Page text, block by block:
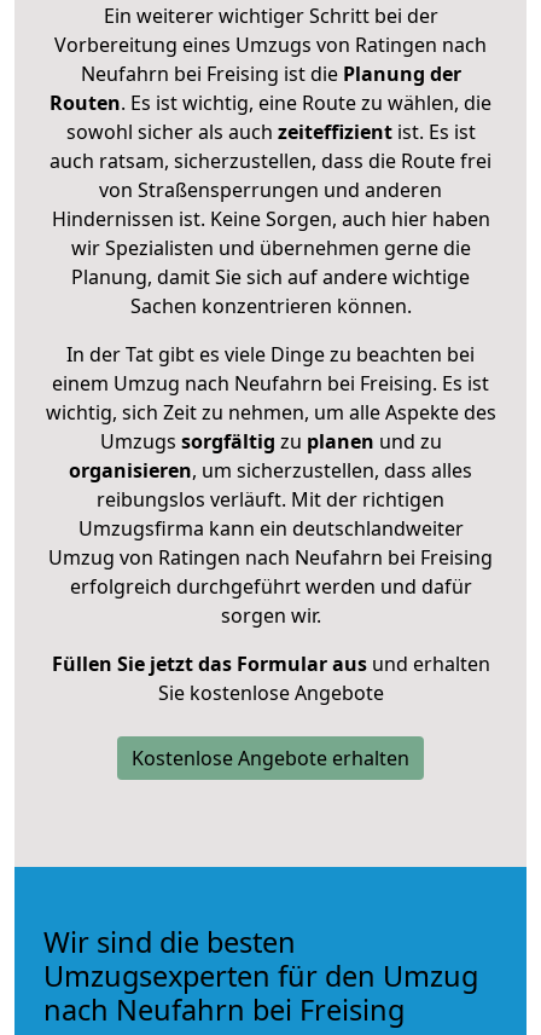
Ein weiterer wichtiger Schritt bei der
Vorbereitung eines Umzugs von Ratingen nach
Neufahrn bei Freising ist diePlanung der
Routen. Es ist wichtig, eine Route zu wählen, die
sowohl sicher als auch zeiteffizientist. Es ist
auch ratsam, sicherzustellen, dass die Route frei
von Straßensperrungen und anderen
Hindernissen ist. Keine Sorgen, auch hier haben
wir Spezialisten und übernehmen gerne die
Planung, damit Sie sich auf andere wichtige
Sachen konzentrieren können.
In der Tat gibt es viele Dinge zu beachten bei
einem Umzug nach Neufahrn bei Freising. Es ist
wichtig, sich Zeit zu nehmen, um alle Aspekte des
Umzugs sorgfältig zu planen und zu
organisieren, um sicherzustellen, dass alles
reibungslos verläuft. Mit der richtigen
Umzugsfirma kann ein deutschlandweiter
Umzug von Ratingen nach Neufahrn bei Freising
erfolgreich durchgeführt werden und dafür
sorgen wir.
Füllen Sie jetzt das Formular ausund erhalten
Sie kostenlose Angebote
Kostenlose Angebote erhalten
Wir sind die besten
Umzugsexperten für den Umzug
nach Neufahrn bei Freising